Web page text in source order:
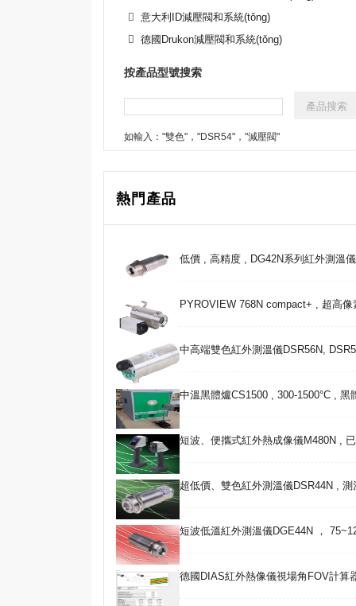
意大利ID減壓閥和系統(tǒng)
德國Drukon減壓閥和系統(tǒng)
按產品型號搜索
如輸入："雙色"，"DSR54"，"減壓閥"
熱門產品
低價 , 高精度 , DG42N系列紅外測溫
PYROVIEW 768N compact+ , 超高
中高端雙色紅外測溫儀DSR56N,
中溫黑體爐CS1500 , 300-1500°C , 黑
短波、便攜式紅外熱成像儀M480N ,
超低價、雙色紅外測溫儀DSR44N , 測
短波低溫紅外測溫儀DGE44N ，
德國DIAS紅外熱像儀視場角FOV計算